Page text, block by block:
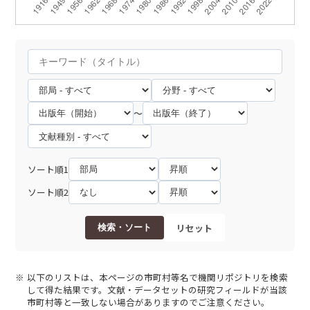
～
ソート順1
ソート順2
検索・ソート リセット
以下のリストは、本ページの市町村等名で機関リポジトリを検索
して得た結果です。文献・データセットの研究フィールドが当該
市町村等と一致しない場合がありますのでご注意ください。